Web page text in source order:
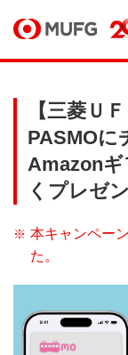
【三菱Ｕ
PASMOに
Amazonギ
くプレゼ
本キャンペー
た。